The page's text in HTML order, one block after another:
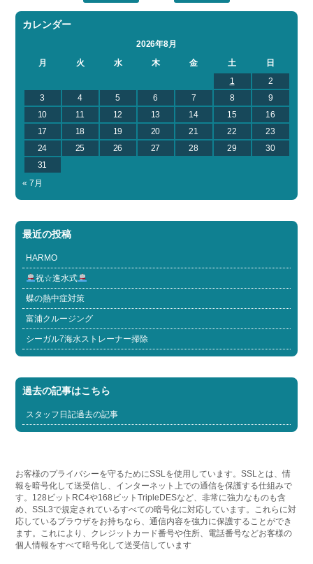
カレンダー
2026年8月
月
火 水 木 金 土
日
1
2
3
4 5 6 7 8
9
10
11 12 13 14 15
16
17
18 19 20 21 22
23
24
25 26 27 28 29
30
31
« 7月
最近の投稿
HARMO
祝☆進水式
蝶の熱中症対策
富浦クルージング
シーガル7海水ストレーナー掃除
過去の記事はこちら
スタッフ日記過去の記事
お客様のプライバシーを守るためにSSLを使用しています。SSLとは、情
報を暗号化して送受信し、インターネット上での通信を保護する仕組みで
す。128ビットRC4や168ビットTripleDESなど、非常に強力なものも含
め、SSL3で規定されているすべての暗号化に対応しています。これらに対
応しているブラウザをお持ちなら、通信内容を強力に保護することができ
ます。これにより、クレジットカード番号や住所、電話番号などお客様の
個人情報をすべて暗号化して送受信しています